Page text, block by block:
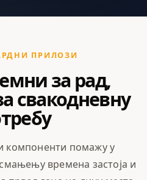
ПРИЛОЗИ
за рад,
свакодневну
компоненти помажу у
времена застоја и